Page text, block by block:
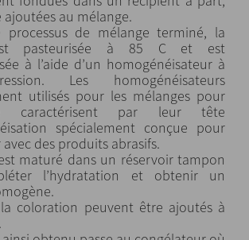
ajoutées au mélange.
processus de mélange terminé, la
pasteurisée à 85 C et est
à l’aide d’un homogénéisateur à
Les homogénéisateurs
utilisés pour les mélanges pour
caractérisent par leur tête
spécialement conçue pour
des produits abrasifs.
maturé dans un réservoir tampon
l’hydratation et obtenir un
la coloration peuvent être ajoutés à